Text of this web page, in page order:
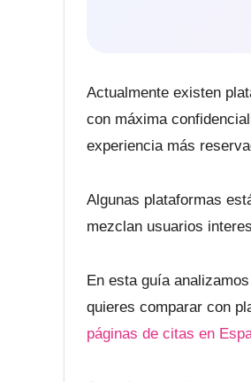
Actualmente existen
con máxima
experiencia más
Algunas plataformas
mezclan usuarios
En esta guía
quieres comparar con
páginas de citas en